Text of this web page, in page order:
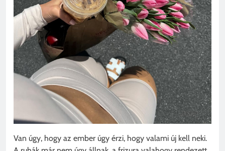
Van úgy, hogy az ember úgy érzi, hogy valami új kell neki.